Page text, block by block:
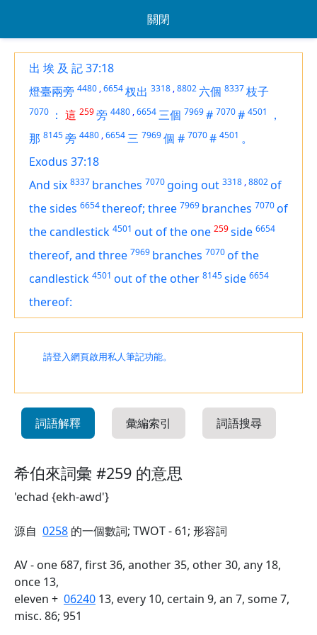
關閉
出 埃 及 記 37:18
燈臺兩旁 4480 ,6654杈出 3318 ,8802 六個 8337枝子
7070 ： 這 259旁 4480 ,6654三個 7969# 7070# 4501
，
那 8145旁 4480 ,6654三 7969個 # 7070# 4501 。
Exodus 37:18
And six 8337 branches 7070 going out 3318 ,8802of
the sides 6654thereof; three 7969 branches 7070of
the candlestick 4501 out of the one 259side 6654
thereof, and three 7969 branches 7070of the
candlestick 4501 out of the other 8145side 6654
thereof:
請登入網頁啟用私人筆記功能。
詞語解釋 彙編索引 詞語搜尋
希伯來詞彙 #259 的意思
'echad {ekh-awd'}
源自 0258 的一個數詞; TWOT - 61; 形容詞
AV - one 687, first 36, another 35, other 30, any 18,
once 13,
eleven + 06240 13, every 10, certain 9, an 7, some 7,
misc. 86; 951